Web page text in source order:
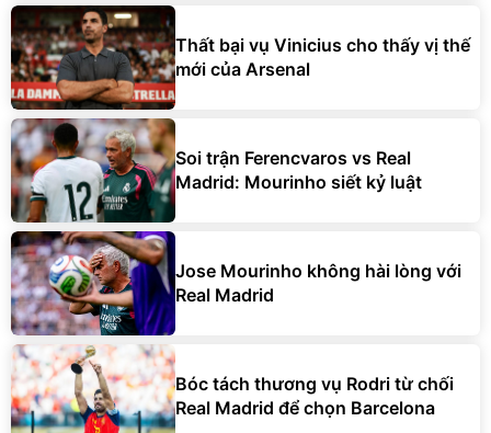
Thất bại vụ Vinicius cho thấy vị thế
mới của Arsenal
Soi trận Ferencvaros vs Real
Madrid: Mourinho siết kỷ luật
Jose Mourinho không hài lòng với
Real Madrid
Bóc tách thương vụ Rodri từ chối
Real Madrid để chọn Barcelona